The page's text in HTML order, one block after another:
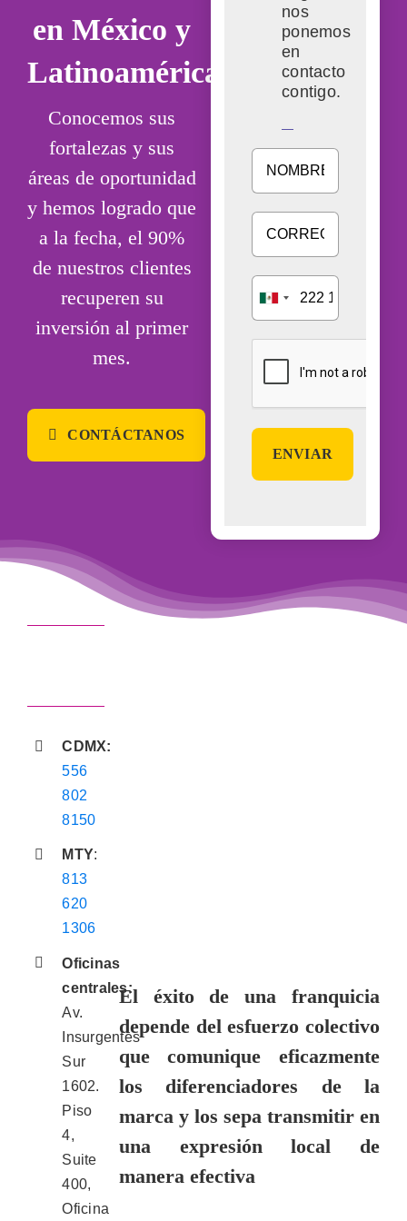
en México y
Latinoamérica
Conocemos sus
fortalezas y sus
áreas de oportunidad
y hemos logrado que
a la fecha, el 90%
de nuestros clientes
recuperen su
inversión al primer
mes.
CONTÁCTANOS
Lavalle
NL
nos
ponemos
en
contacto
contigo.
CDMX:
556
802
8150
MTY:
813
620
1306
Oficinas
centrales:
Av.
Insurgentes
Sur
1602.
Piso
4,
Suite
400,
Oficina
El éxito de una franquicia
depende del esfuerzo colectivo
que comunique eficazmente
los diferenciadores de la
marca y los sepa transmitir en
una expresión local de
manera efectiva